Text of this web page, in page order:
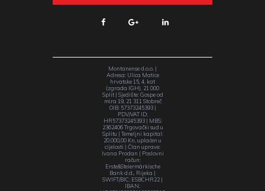
Montanense d.o.o. |
Adresa: Ulica Matice
hrvatske 15, 4. kat
(zgrada IGH), 21 000
Split | Sjedište: Gospe od
mira 19, 21 311 Stobreč
OIB: 57373245393 |
PDV/VAT ID:
HR57373245393 | MBS:
2362406 Trgovački sud u
Splitu | Temeljni kapital:
20.000,00 Kn, uplaćen u
cijelosti | Član uprave:
Ivana Prodan | Poslovni
račun:
Erste&Steiermärkische
Bank d.d., Rijeka |
SWIFT/BIC: ESBCHR22 |
IBAN: